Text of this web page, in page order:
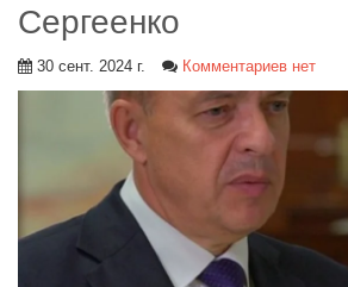
Сергеенко
30 сент. 2024 г. Комментариев нет